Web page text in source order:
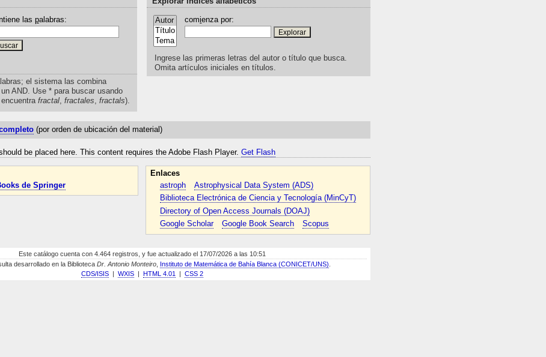
las palabras:
el sistema las combina
AND. Use * para buscar usando
fractal, fractales fractals).
comienza por:
Ingrese las primeras letras del autor o título que busca.
Omita artículos iniciales en títulos.
(por orden de ubicación del material)
be placed here. This content requires the Adobe Flash Player. Get Flash
de Springer
Enlaces
astroph
Astrophysical Data System (ADS)
Biblioteca Electrónica de Ciencia y Tecnología (MinCyT)
Directory of Open Access Journals (DOAJ)
Google Scholar
Google Book Search Scopus
Este catálogo cuenta con 4.464 registros, y fue actualizado el 17/07/2026 a las 10:51
desarrollado en la Biblioteca Dr. Antonio Monteiro Instituto de Matemática de Bahía Blanca (CONICET/UNS)
CDS/ISIS| WXIS| HTML 4.01 CSS 2